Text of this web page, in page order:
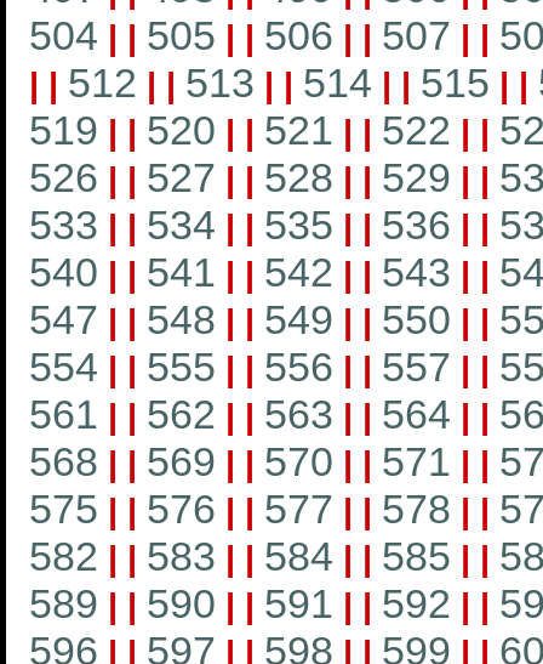
504 | | 505 | | 506 | | 507 | |
| | 512 | | 513 | | 514 | | 515 | |
519 | | 520 | | 521 | | 522 | |
526 | | 527 | | 528 | | 529 | |
533 | | 534 | | 535 | | 536 | |
540 | | 541 | | 542 | | 543 | |
547 | | 548 | | 549 | | 550 | |
554 | | 555 | | 556 | | 557 | |
561 | | 562 | | 563 | | 564 | |
568 | | 569 | | 570 | | 571 | |
575 | | 576 | | 577 | | 578 | |
582 | | 583 | | 584 | | 585 | |
589 | | 590 | | 591 | | 592 | |
596 | | 597 | | 598 | | 599 | |